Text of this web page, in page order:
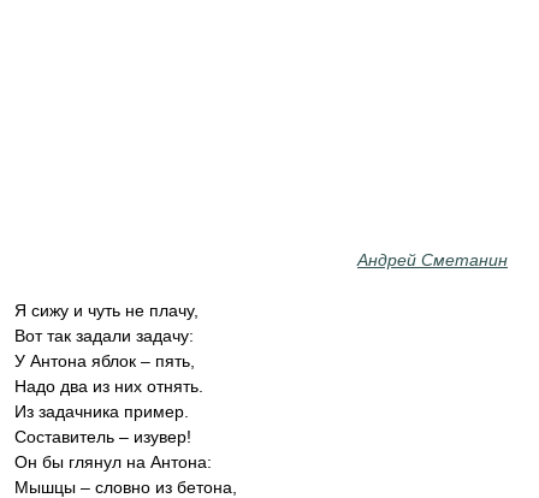
Андрей Сметанин
Я сижу и чуть не плачу,
Вот так задали задачу:
У Антона яблок – пять,
Надо два из них отнять.
Из задачника пример.
Составитель – изувер!
Он бы глянул на Антона:
Мышцы – словно из бетона,